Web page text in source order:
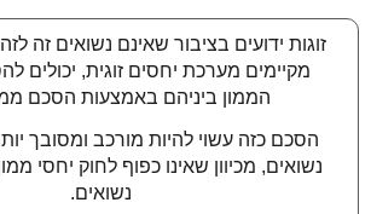
זוגות ידועים בציבור שאינם נשואים זה
מקיימים מערכת יחסים זוגית, יכולים
הממון ביניהם באמצעות הסכם
הסכם כזה עשוי להיות מורכב ומסובך
נשואים, מכיוון שאינו כפוף לחוק יחסי
נשואים.